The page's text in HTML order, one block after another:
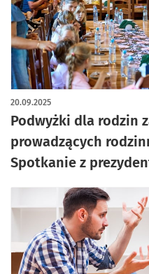
Podwyżki dla rodzin
prowadzących
Spotkanie z
20.09.2025
artykuł z galerią zdjęć